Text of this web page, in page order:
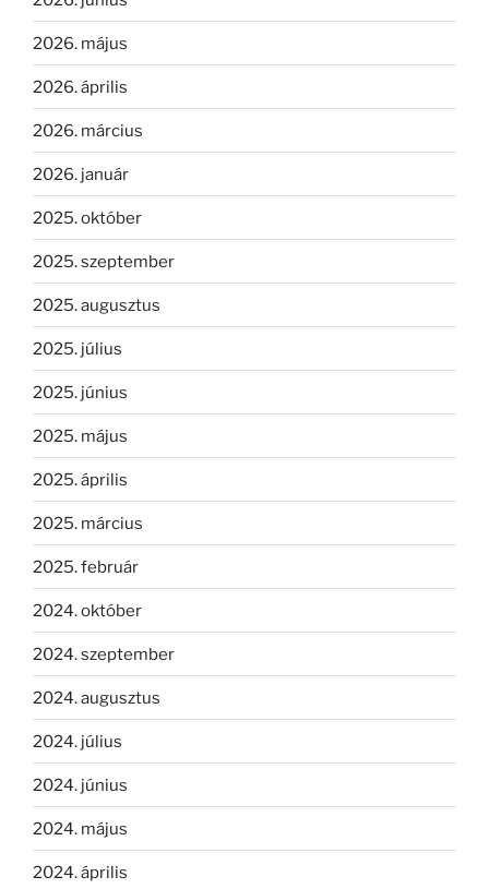
2026. május
2026. április
2026. március
2026. január
2025. október
2025. szeptember
2025. augusztus
2025. július
2025. június
2025. május
2025. április
2025. március
2025. február
2024. október
2024. szeptember
2024. augusztus
2024. július
2024. június
2024. május
2024. április